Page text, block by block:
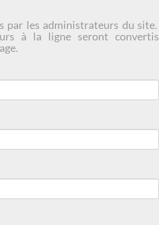
par les administrateurs du site.
à la ligne seront convertis